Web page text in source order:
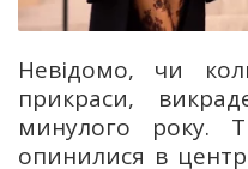
Невідомо, чи
прикраси,
минулого року.
опинилися в